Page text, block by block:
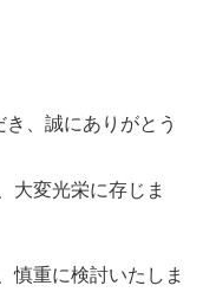
、誠にありがとう
大変光栄に存じま
慎重に検討いたしま